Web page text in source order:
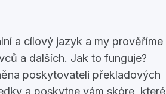
a cílový jazyk a my prověříme
a dalších. Jak to funguje?
poskytovateli překladových
a poskytne vám skóre, které